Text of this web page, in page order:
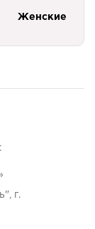
Женские
г.